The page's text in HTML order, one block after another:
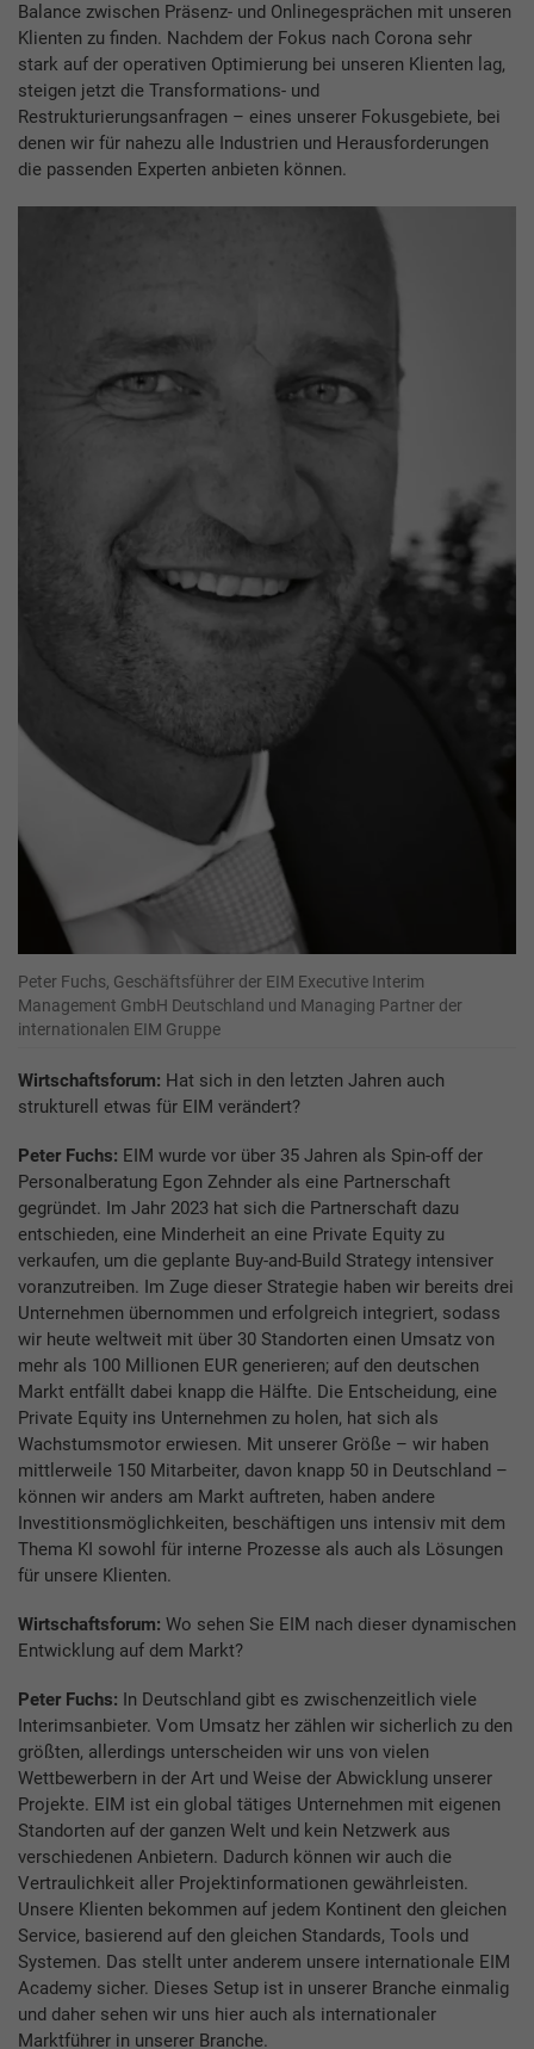
Balance zwischen Präsenz- und Onlinegesprächen mit unseren
Klienten zu finden. Nachdem der Fokus nach Corona sehr
stark auf der operativen Optimierung bei unseren Klienten lag,
steigen jetzt die Transformations- und
Restrukturierungsanfragen – eines unserer Fokusgebiete, bei
denen wir für nahezu alle Industrien und He­rausforderungen
die passenden Experten anbieten können.
Peter Fuchs, Geschäftsführer der EIM Executive Interim
Management GmbH Deutschland und Managing Partner der
internationalen EIM Gruppe
Wirtschaftsforum: Hat sich in den letzten Jahren auch
strukturell etwas für EIM verändert?
Peter Fuchs: EIM wurde vor über 35 Jahren als Spin-off der
Personalberatung Egon Zehnder als eine Partnerschaft
gegründet. Im Jahr 2023 hat sich die Partnerschaft dazu
entschieden, eine Minderheit an eine Private Equity zu
verkaufen, um die geplante Buy-and-Build Strategy intensiver
voranzutreiben. Im Zuge dieser Strategie haben wir bereits drei
Unternehmen übernommen und erfolgreich integriert, sodass
wir heute weltweit mit über 30 Standorten einen Umsatz von
mehr als 100 Millionen EUR generieren; auf den deutschen
Markt entfällt dabei knapp die Hälfte. Die Entscheidung, eine
Private Equity ins Unternehmen zu holen, hat sich als
Wachstumsmotor erwiesen. Mit unserer Größe – wir haben
mittlerweile 150 Mitarbeiter, davon knapp 50 in Deutschland –
können wir anders am Markt auftreten, haben andere
Investitionsmöglichkeiten, beschäftigen uns intensiv mit dem
Thema KI sowohl für interne Prozesse als auch als Lösungen
für unsere Klienten.
Wirtschaftsforum: Wo sehen Sie EIM nach dieser dynamischen
Entwicklung auf dem Markt?
Peter Fuchs: In Deutschland gibt es zwischenzeitlich viele
Interimsanbieter. Vom Umsatz her zählen wir sicherlich zu den
größten, allerdings unterscheiden wir uns von vielen
Wettbewerbern in der Art und Weise der Abwicklung unserer
Projekte. EIM ist ein global tätiges Unternehmen mit eigenen
Standorten auf der ganzen Welt und kein Netzwerk aus
verschiedenen Anbietern. Dadurch können wir auch die
Vertraulichkeit aller Projektinformationen gewährleisten.
Unsere Klienten bekommen auf jedem Kontinent den gleichen
Service, basierend auf den gleichen Standards, Tools und
Systemen. Das stellt unter anderem unsere internationale EIM
Academy sicher. Dieses Setup ist in unserer Branche einmalig
und daher sehen wir uns hier auch als internationaler
Marktführer in unserer Branche.